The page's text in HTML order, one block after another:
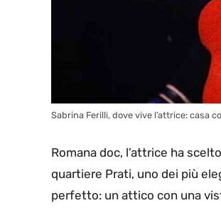
Sabrina Ferilli, dove vive l’attrice: casa
Romana doc, l’attrice ha
quartiere Prati, uno dei più
perfetto: un attico con una